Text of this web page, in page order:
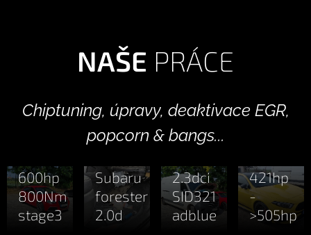
NAŠE PRÁCE
Chiptuning, úpravy, deaktivace EGR,
popcorn & bangs...
RS3
2.5TFSi
600hp
800Nm
stage3
28.08.2024
oprava
DPF
Subaru
forester
2.0d
28.08.2024
Renault
Master
2.3dci
SID321
adblue
A45s
421hp
-
>505hp
12.10.2023
DSG /
S-
tronic
12.10.2023
Škoda
21.04.2023